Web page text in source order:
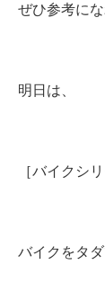
ぜひ参考に
明日は、
［バイクシ
バイクをタ